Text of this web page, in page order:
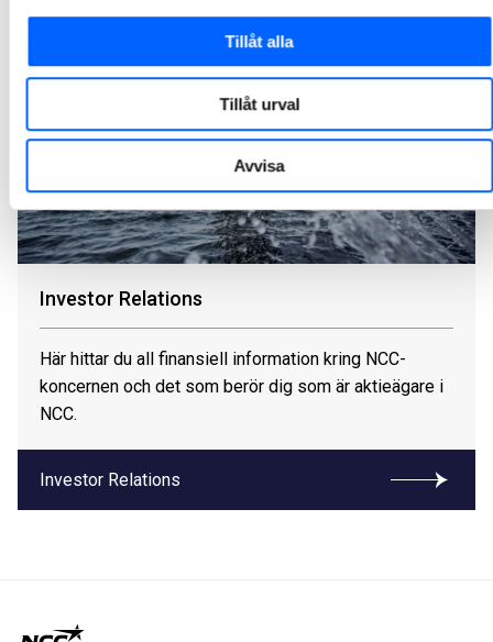
Tillåt alla
Tillåt urval
Avvisa
Investor Relations
Här hittar du all finansiell information kring NCC-
koncernen och det som berör dig som är aktieägare i
NCC.
Investor Relations